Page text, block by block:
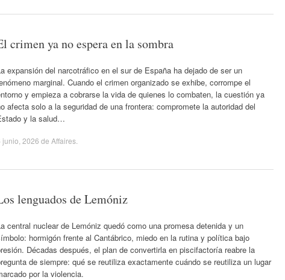
crimen ya no espera en la sombra
expansión del narcotráfico en el sur de España ha dejado de ser un
marginal. Cuando el crimen organizado se exhibe, corrompe el
y empieza a cobrarse la vida de quienes lo combaten, la cuestión ya
afecta solo a la seguridad de una frontera: compromete la autoridad del
y la salud…
junio, 2026 de Affaires
lenguados de Lemóniz
central nuclear de Lemóniz quedó como una promesa detenida y un
hormigón frente al Cantábrico, miedo en la rutina y política bajo
Décadas después, el plan de convertirla en piscifactoría reabre la
de siempre: qué se reutiliza exactamente cuándo se reutiliza un lugar
por la violencia.